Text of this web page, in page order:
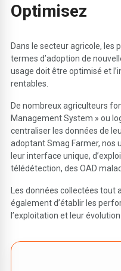
Optimisez
Dans le secteur agricole, les
termes d’adoption de
usage doit être optimisé et
rentables.
De nombreux agriculteurs
Management System » ou
centraliser les données de
adoptant Smag Farmer, nos
leur interface unique,
télédétection, des OAD
Les données collectées
également d’établir les
l’exploitation et leur évolution.